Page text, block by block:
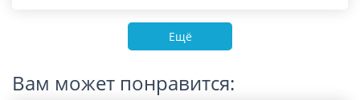
Ещё
Вам может понравится: